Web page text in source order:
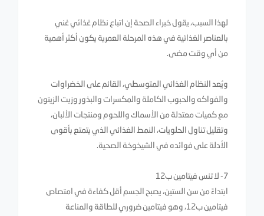
لهذا السبب، يقول خبراء الصحة إن اتباع نظام غذائي غني
بالعناصر الغذائية في هذه المرحلة العمرية يكون أكثر أهمية
من أي وقت مضى.
ويُعد النظام الغذائي المتوسطي، القائم على الخضراوات
والفواكه والحبوب الكاملة والمكسرات والبذور وزيت الزيتون
مع كميات معتدلة من الأسماك واللحوم ومنتجات الألبان،
وتقليل تناول الحلويات، النمط الغذائي الذي يتمتع بأقوى
الأدلة على فوائده في الشيخوخة الصحية.
7- لا تنس فيتامين ب12
ابتداءً من سن الستين، يصبح الجسم أقل كفاءة في امتصاص
فيتامين ب12، وهو فيتامين ضروري للطاقة والمناعة